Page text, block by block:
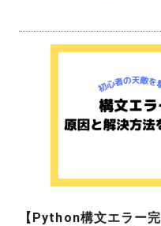
【Python構文エラー